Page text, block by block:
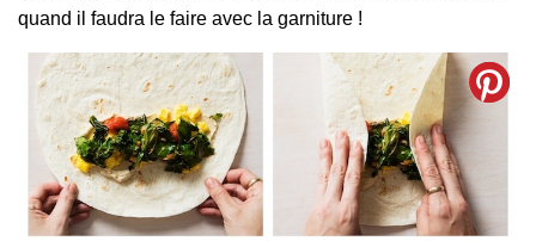
quand il faudra le faire avec la garniture !